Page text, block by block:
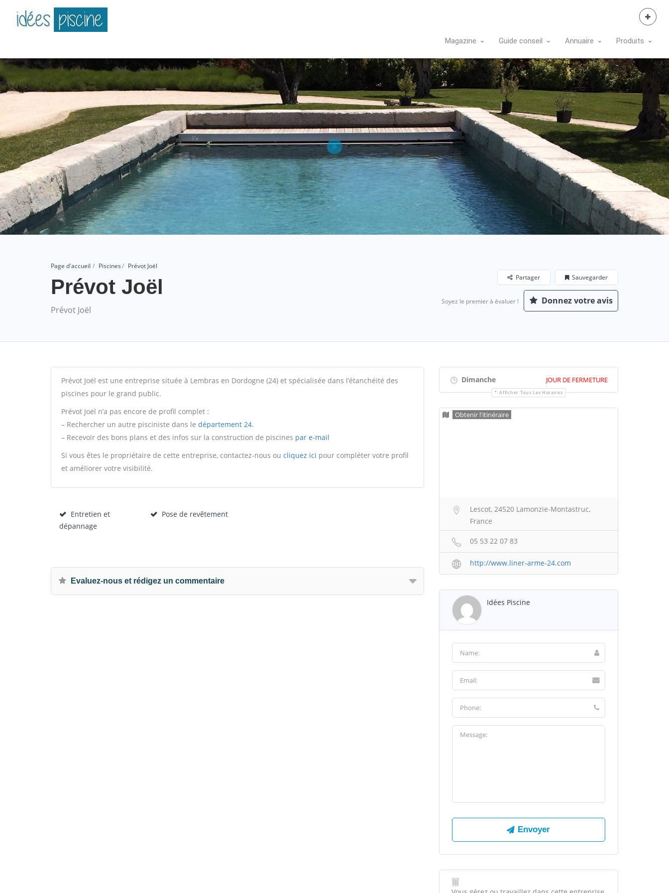
Magazine Guide conseil Annuaire Produits
Page d'accueil Piscines Prévot Joël
Prévot Joël
Prévot Joël
Sauvegarder
Partager
Soyez le premier à évaluer ! Donnez votre avis
Prévot Joël est une entreprise située à Lembras en Dordogne (24) et spécialisée dans l’étanchéité des
piscines pour le grand public.
Prévot Joël n’a pas encore de profil complet :
– Rechercher un autre pisciniste dans le département 24.
– Recevoir des bons plans et des infos sur la construction de piscines par e-mail
Si vous êtes le propriétaire de cette entreprise, contactez-nous ou cliquez ici pour compléter votre profil
et améliorer votre visibilité.
Entretien et
dépannage
Pose de revêtement
Evaluez-nous et rédigez un commentaire
Dimanche JOUR DE FERMETURE
Afficher Tous Les Horaires
Obtenir l'itinéraire
Lescot, 24520 Lamonzie-Montastruc,
France
05 53 22 07 83
http://www.liner-arme-24.com
Idées Piscine